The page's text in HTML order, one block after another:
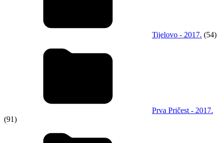
Tijelovo - 2017. (54)
Prva Pričest - 2017.
(91)